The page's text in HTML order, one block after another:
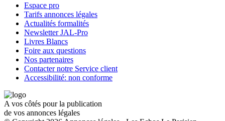
Espace pro
Tarifs annonces légales
Actualités formalités
Newsletter JAL-Pro
Livres Blancs
Foire aux questions
Nos partenaires
Contacter notre Service client
Accessibilité: non conforme
A vos côtés pour la publication
de vos annonces légales